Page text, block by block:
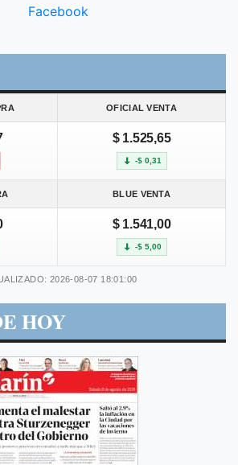
Facebook
OFICIAL VENTA
$ 1.525,65
-$ 0,31
BLUE VENTA
$ 1.541,00
-$ 5,00
2026-08-07 18:01:00
HOY